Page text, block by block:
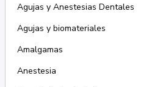
Agujas y Anestesias Dentales
Agujas y biomateriales
Amalgamas
Anestesia